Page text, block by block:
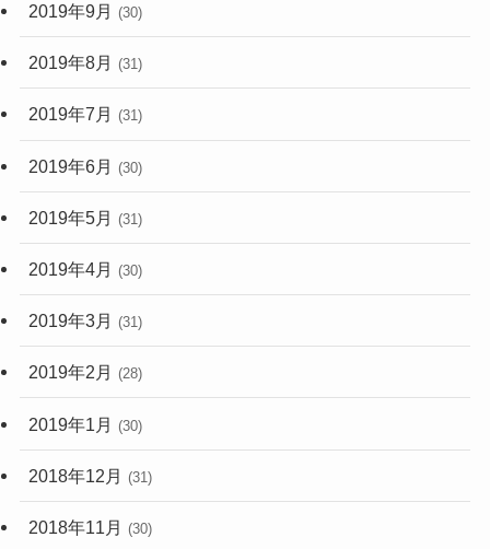
2019年9月 (30)
2019年8月 (31)
2019年7月 (31)
2019年6月 (30)
2019年5月 (31)
2019年4月 (30)
2019年3月 (31)
2019年2月 (28)
2019年1月 (30)
2018年12月 (31)
2018年11月 (30)